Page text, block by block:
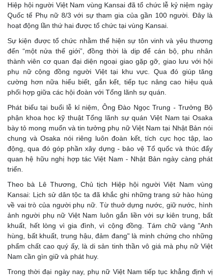
Hiệp hội người Việt Nam vùng Kansai đã tổ chức lễ kỷ niệm ngày
Quốc tế Phụ nữ 8/3 với sự tham gia của gần 100 người. Đây là
hoạt động lần thứ hai được tổ chức tại vùng Kansai.
Sự kiện được tổ chức nhằm thể hiện sự tôn vinh và yêu thương
đến “một nửa thế giới”, đồng thời là dịp để cán bộ, phu nhân
thành viên cơ quan đại diện ngoại giao gặp gỡ, giao lưu với hội
phụ nữ cộng đồng người Việt tại khu vực. Qua đó giúp tăng
cường hơn nữa hiểu biết, gắn kết, tiếp tục nâng cao hiệu quả
phối hợp giữa các hội đoàn với Tổng lãnh sự quán.
Phát biểu tại buổi lễ kỉ niệm, Ông Đào Ngọc Trung - Trưởng Bộ
phận khoa học kỹ thuật Tổng lãnh sự quán Việt Nam tại Osaka
bày tỏ mong muốn và tin tưởng phụ nữ Việt Nam tại Nhật Bản nói
chung và Osaka nói riêng luôn đoàn kết, tích cực học tập, lao
động, qua đó góp phần xây dựng - bảo vệ Tổ quốc và thúc đẩy
quan hệ hữu nghị hợp tác Việt Nam - Nhật Bản ngày càng phát
triển.
Theo bà Lê Thương, Chủ tịch Hiệp hội người Việt Nam vùng
Kansai: Lịch sử dân tộc ta đã khắc ghi những trang sử hào hùng
về vai trò của người phụ nữ. Từ thuở dựng nước, giữ nước, hình
ảnh người phụ nữ Việt Nam luôn gắn liền với sự kiên trung, bất
khuất, hết lòng vì gia đình, vì cộng đồng. Tám chữ vàng "Anh
hùng, bất khuất, trung hậu, đảm đang" là minh chứng cho những
phẩm chất cao quý ấy, là di sản tinh thần vô giá mà phụ nữ Việt
Nam cần gìn giữ và phát huy.
Trong thời đại ngày nay, phụ nữ Việt Nam tiếp tục khẳng định vị